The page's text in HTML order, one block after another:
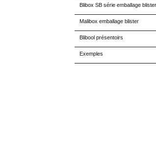
Blibox SB série emballage blister
Malibox emballage blister
Blibool présentoirs
Exemples